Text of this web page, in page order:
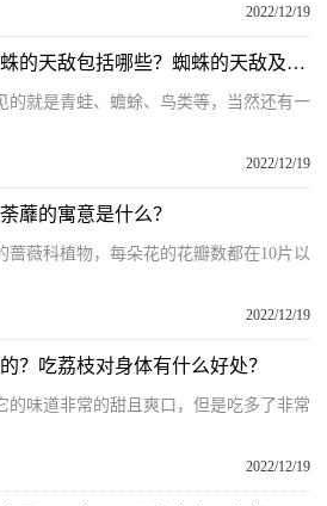
2022/12/19
蜘蛛的天敌是什么？蜘蛛的天敌包括哪些？蜘蛛的天敌及克星
的就是青蛙、蟾蜍、鸟类等，当然还有一
2022/12/19
蘼的寓意是什么？
蔷薇科植物，每朵花的花瓣数都在10片以
2022/12/19
？吃荔枝对身体有什么好处？
的味道非常的甜且爽口，但是吃多了非常
2022/12/19